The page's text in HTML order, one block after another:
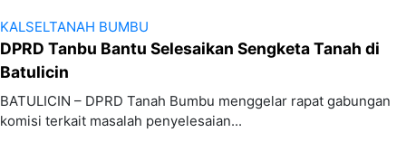
KALSELTANAH BUMBU
DPRD Tanbu Bantu Selesaikan Sengketa Tanah di
Batulicin
BATULICIN – DPRD Tanah Bumbu menggelar rapat gabungan
komisi terkait masalah penyelesaian...